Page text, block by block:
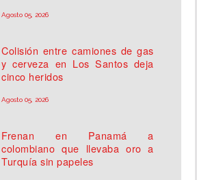
Agosto 05, 2026
Colisión entre camiones de gas
y cerveza en Los Santos deja
cinco heridos
Agosto 05, 2026
Frenan en Panamá a
colombiano que llevaba oro a
Turquía sin papeles